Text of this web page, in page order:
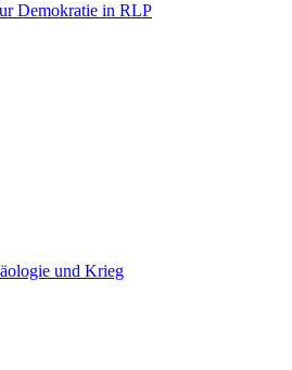
Demokratie in RLP
und Krieg